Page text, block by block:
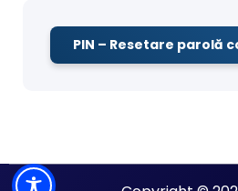
PIN – Resetare parolă